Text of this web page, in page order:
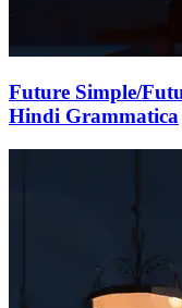
Future Simple/
Hindi Grammatica